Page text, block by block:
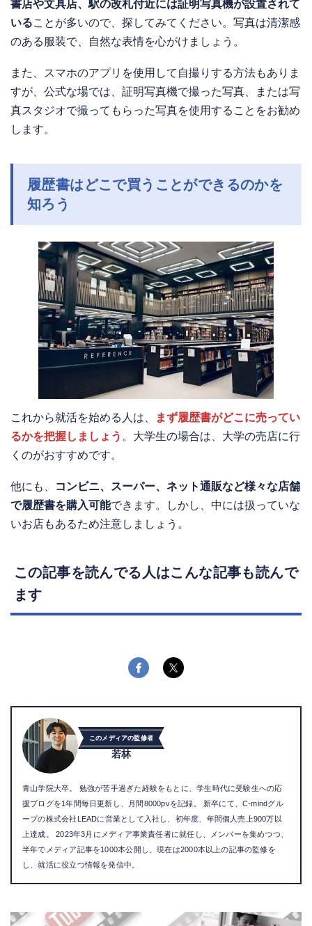
書店や文具店、駅の改札付近には証明写真機が設置されて
いることが多いので、探してみてください。写真は清潔感
のある服装で、自然な表情を心がけましょう。
また、スマホのアプリを使用して自撮りする方法もありま
すが、公式な場では、証明写真機で撮った写真、または写
真スタジオで撮ってもらった写真を使用することをお勧め
します。
履歴書はどこで買うことができるのかを
知ろう
これから就活を始める人は、
まず履歴書がどこに売ってい
るかを把握しましょう 。大学生の場合は、大学の売店に行
くのがおすすめです。
他にも、
コンビニ、スーパー、ネット通販など様々な店舗
で履歴書を購入可能できます。しかし、中には扱っていな
いお店もあるため注意しましょう。
この記事を読んでる人はこんな記事も読んで
ます
このメディアの監修者
若林
青山学院大卒。 勉強が苦手過ぎた経験をもとに、学生時代に受験生への応
援ブログを1年間毎日更新し、月間8000pvを記録。 新卒にて、C-mindグル
ープの株式会社LEADに営業として入社し、初年度、年間個人売上900万以
上達成。 2023年3月にメディア事業責任者に就任し、メンバーを集めつつ、
半年でメディア記事を1000本公開し、現在は2000本以上の記事の監修を
し、就活に役立つ情報を発信中。